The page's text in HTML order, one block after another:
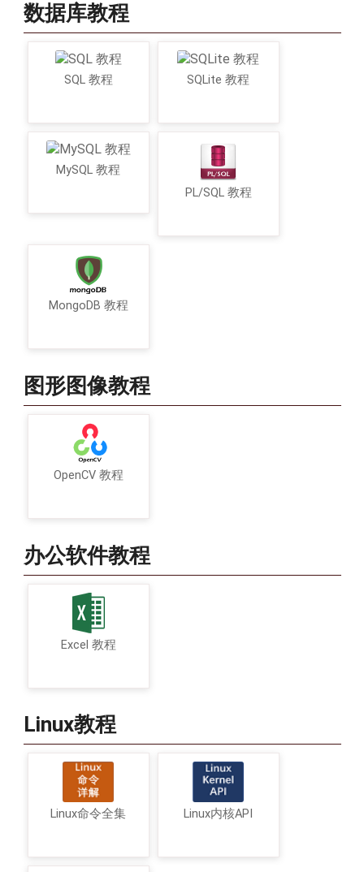
数据库教程
SQL 教程 SQLite 教程
MySQL 教程
PL/SQL 教程
MongoDB 教程
图形图像教程
OpenCV 教程
办公软件教程
Excel 教程
Linux教程
Linux命令全集 Linux内核API